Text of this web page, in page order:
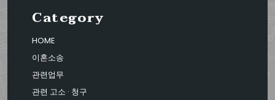
Category
HOME
이혼소송
관련업무
관련 고소 · 청구